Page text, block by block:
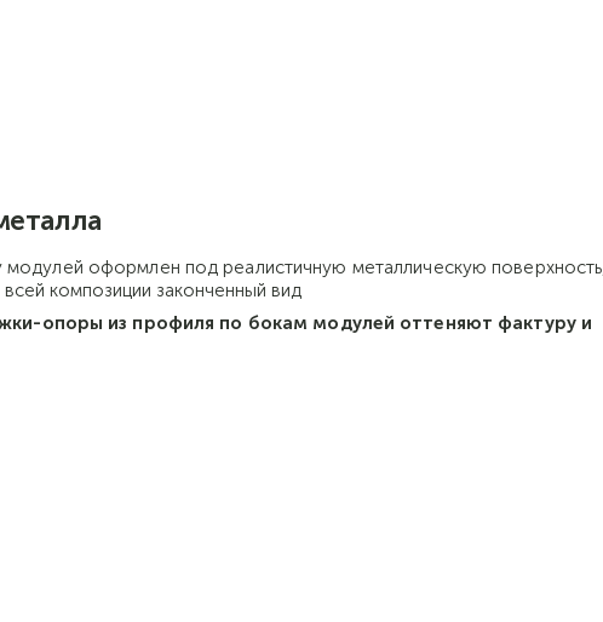
оформлен под реалистичную металлическую поверхность,
композиции законченный вид
опоры из профиля по бокам модулей оттеняют фактуру и